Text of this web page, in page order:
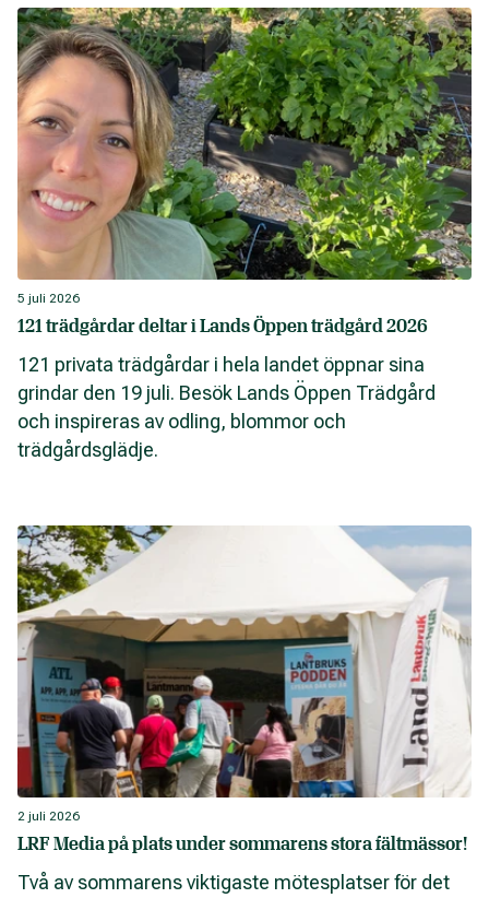
5 juli 2026
121 trädgårdar deltar i Lands Öppen trädgård 2026
121 privata trädgårdar i hela landet öppnar sina
grindar den 19 juli. Besök Lands Öppen Trädgård
och inspireras av odling, blommor och
trädgårdsglädje.
2 juli 2026
LRF Media på plats under sommarens stora fältmässor!
Två av sommarens viktigaste mötesplatser för det